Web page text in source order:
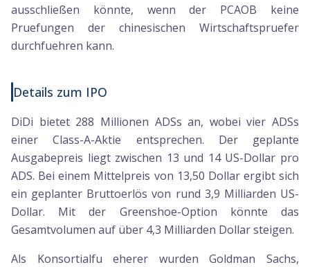
ausschließen könnte, wenn der PCAOB keine
Pruefungen der chinesischen Wirtschaftspruefer
durchfuehren kann.
Details zum IPO
DiDi bietet 288 Millionen ADSs an, wobei vier ADSs
einer Class-A-Aktie entsprechen. Der geplante
Ausgabepreis liegt zwischen 13 und 14 US-Dollar pro
ADS. Bei einem Mittelpreis von 13,50 Dollar ergibt sich
ein geplanter Bruttoerlös von rund 3,9 Milliarden US-
Dollar. Mit der Greenshoe-Option könnte das
Gesamtvolumen auf über 4,3 Milliarden Dollar steigen.
Als Konsortialfu eherer wurden Goldman Sachs,